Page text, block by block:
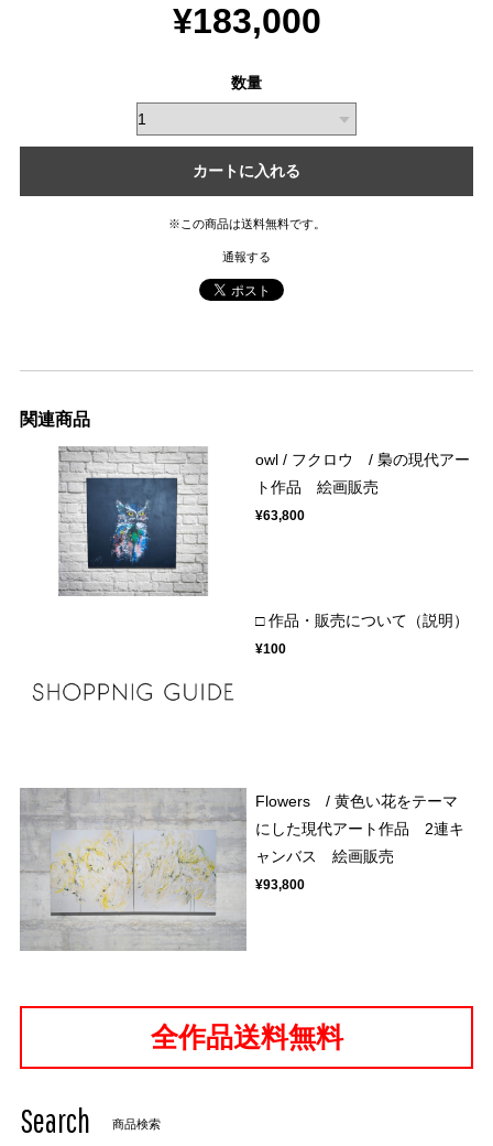
¥183,000
数量
カートに入れる
※この商品は送料無料です。
通報する
関連商品
owl / フクロウ / 梟の現代アー
ト作品 絵画販売
¥63,800
□ 作品・販売について（説明）
¥100
Flowers / 黄色い花をテーマ
にした現代アート作品 2連キ
ャンバス 絵画販売
¥93,800
全作品送料無料
Search 商品検索